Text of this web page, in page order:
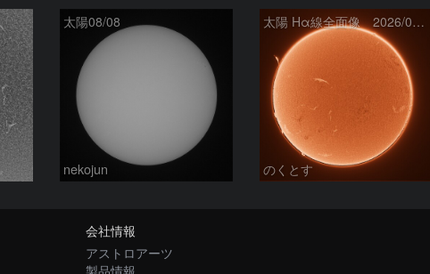
太陽08/08
nekojun
太陽 Hα線全面像 2026/08/08
のくとす
会社情報
アストロアーツ
製品情報